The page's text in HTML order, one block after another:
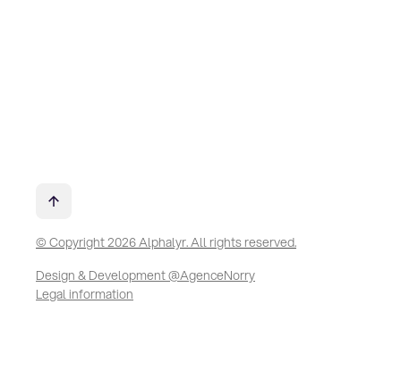
© Copyright 2026 Alphalyr. All rights reserved.
Design & Development @AgenceNorry
Legal information